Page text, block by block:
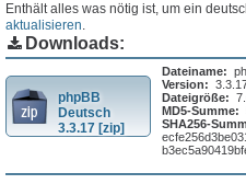
Enthält alles was nötig ist, um ein
aktualisieren.
Downloads:
phpBB
Deutsch
3.3.17 [zip]
Dateiname:
Version:
Dateigröße:
MD5-Summe:
SHA256-